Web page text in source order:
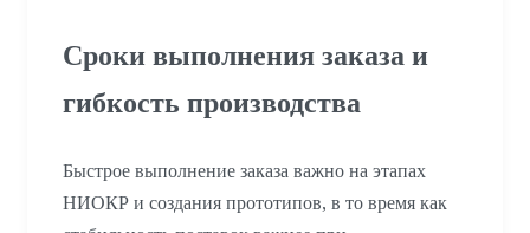
Сроки выполнения заказа и
гибкость производства
Быстрое выполнение заказа важно на этапах
НИОКР и создания прототипов, в то время как